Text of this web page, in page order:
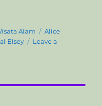
Alam
T
a
Alice
Elsey
Leave a